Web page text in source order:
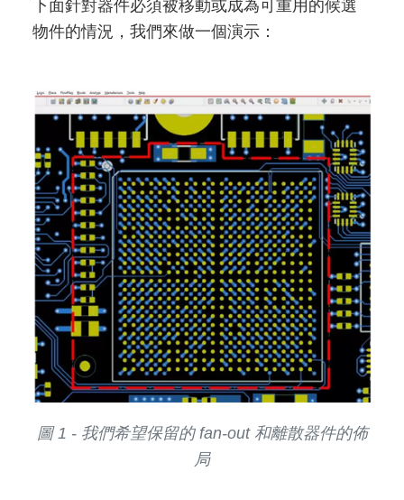
下面針對器件必須被移動或成為可重用的候選
物件的情況，我們來做一個演示：
圖 1 - 我們希望保留的 fan-out 和離散器件的佈
局